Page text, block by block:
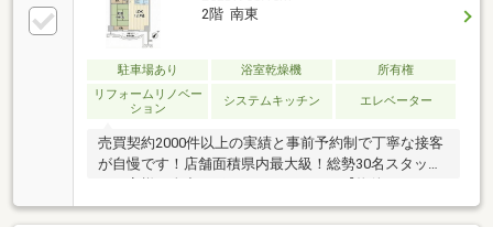
2階 南東
駐車場あり 浴室乾燥機
所有権
リフォームリノベー
ション
システムキッチン エレベーター
売買契約2000件以上の実績と事前予約制で丁寧な接客
が自慢です！店舗面積県内最大級！総勢30名スタッフ
ポイント】・取手駅徒歩圏内の好立地・南東向きで日